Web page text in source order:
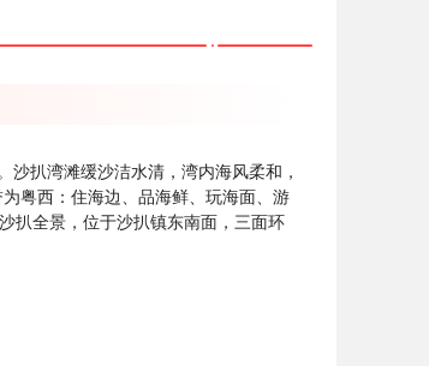
扒湾滩缓沙洁水清，湾内海风柔和，
粤西：住海边、品海鲜、玩海面、游
扒全景，位于沙扒镇东南面，三面环